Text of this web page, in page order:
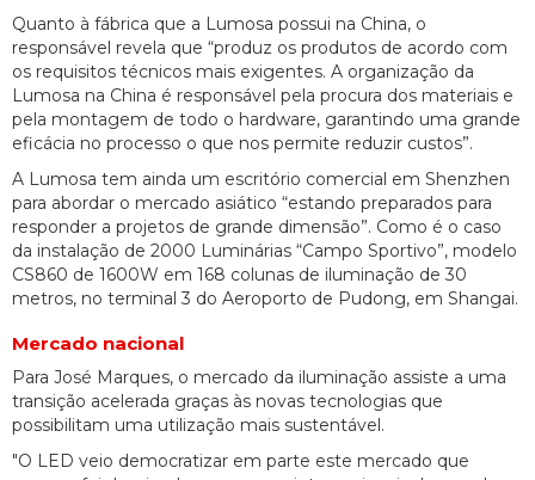
Quanto à fábrica que a Lumosa possui na China, o
responsável revela que “produz os produtos de acordo com
os requisitos técnicos mais exigentes. A organização da
Lumosa na China é responsável pela procura dos materiais e
pela montagem de todo o hardware, garantindo uma grande
eficácia no processo o que nos permite reduzir custos”.
A Lumosa tem ainda um escritório comercial em Shenzhen
para abordar o mercado asiático “estando preparados para
responder a projetos de grande dimensão”. Como é o caso
da instalação de 2000 Luminárias “Campo Sportivo”, modelo
CS860 de 1600W em 168 colunas de iluminação de 30
metros, no terminal 3 do Aeroporto de Pudong, em Shangai.
Mercado nacional
Para José Marques, o mercado da iluminação assiste a uma
transição acelerada graças às novas tecnologias que
possibilitam uma utilização mais sustentável.
"O LED veio democratizar em parte este mercado que